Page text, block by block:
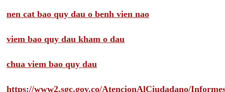
nen cat bao quy dau o benh vien nao
viem bao quy dau kham o dau
chua viem bao quy dau
https://www2.sgc.gov.co/AtencionAlCiudadano/